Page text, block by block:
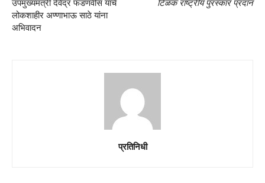
उपमुख्यमंत्री देवेंद्र फडणवीस यांचे
लोकशाहीर अण्णाभाऊ साठे यांना
अभिवादन
टिळक राष्ट्रीय पुरस्कार प्रदान
प्रतिनिधी